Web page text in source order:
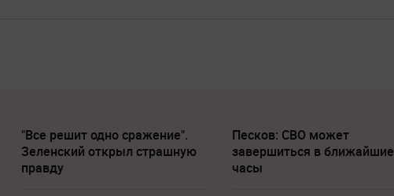
"Все решит одно сражение".
Зеленский открыл страшную
правду
Песков: СВО может
завершиться в ближайшие
часы